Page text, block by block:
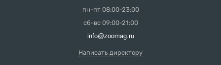
пн-пт 08:00-23:00
сб-вс 09:00-21:00
info@zoomag.ru
Написать директору